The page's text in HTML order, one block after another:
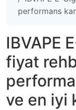
performans
IBVAPE
fiyat
ve en iyi